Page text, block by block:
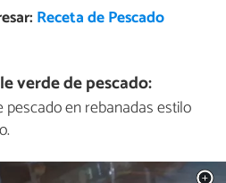
Receta de Pescado
verde de pescado:
pescado en rebanadas estilo